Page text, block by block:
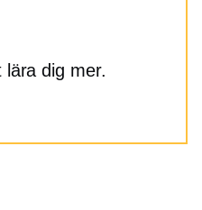
dig mer.